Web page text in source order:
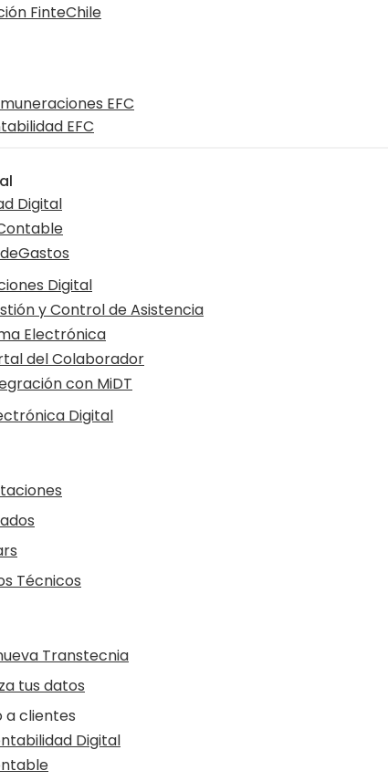
FinteChile
EFC
EFC
Digital
Digital
y Control de Asistencia
Electrónica
del Colaborador
con MiDT
Digital
Técnicos
Transtecnia
tus datos
a clientes
Digital